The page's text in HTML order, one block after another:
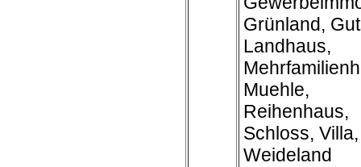
Grünland,
Landhaus,
Muehle,
Reihenhaus,
Schloss,
Weideland